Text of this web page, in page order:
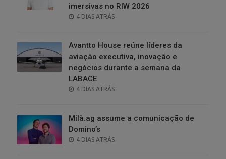
imersivas no RIW 2026
POSTED
4 DIAS ATRÁS
Avantto House reúne líderes da
aviação executiva, inovação e
negócios durante a semana da
LABACE
POSTED
4 DIAS ATRÁS
Milà.ag assume a comunicação de
Domino’s
POSTED
4 DIAS ATRÁS